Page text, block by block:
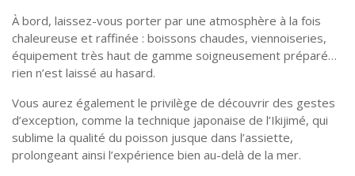
À bord, laissez-vous porter par une atmosphère à la fois
chaleureuse et raffinée : boissons chaudes, viennoiseries,
équipement très haut de gamme soigneusement préparé…
rien n’est laissé au hasard.
Vous aurez également le privilège de découvrir des gestes
d’exception, comme la technique japonaise de l’Ikijimé, qui
sublime la qualité du poisson jusque dans l’assiette,
prolongeant ainsi l’expérience bien au-delà de la mer.